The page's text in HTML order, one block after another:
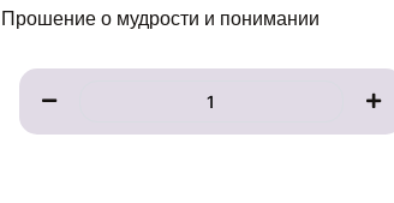
Прошение о мудрости и понимании
Количество
Записка